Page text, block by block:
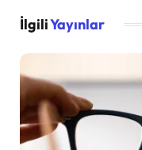
İlgiliYayınlar